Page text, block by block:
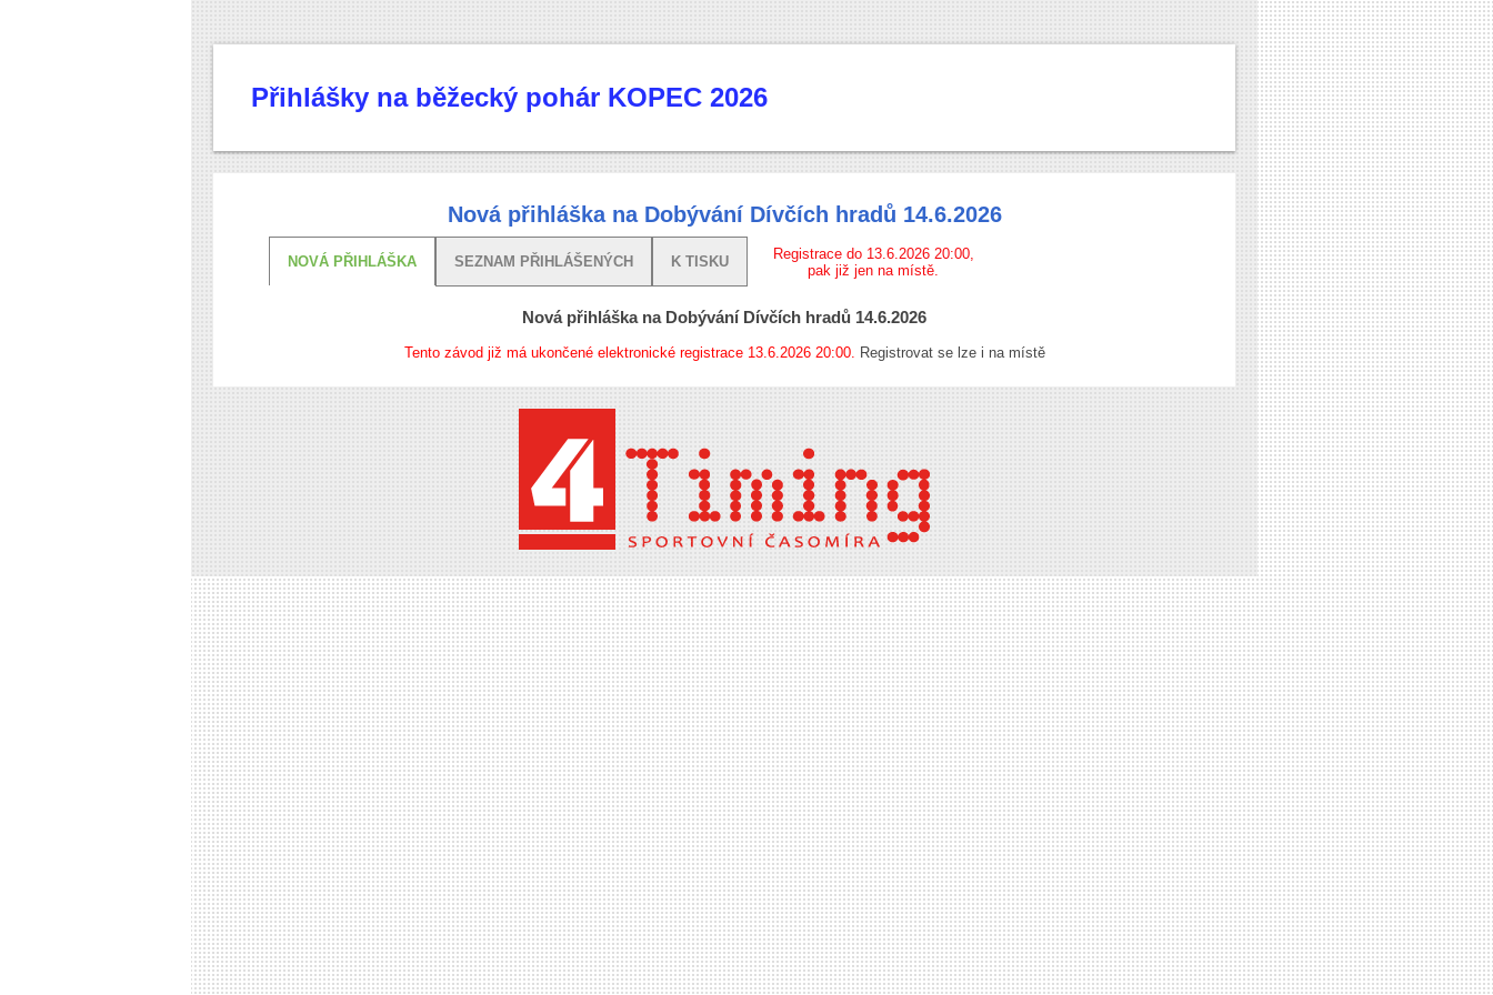
Přihlášky na běžecký pohár KOPEC 2026
Nová přihláška na Dobývání Dívčích hradů 14.6.2026
NOVÁ PŘIHLÁŠKA SEZNAM PŘIHLÁŠENÝCH K TISKU
Registrace do 13.6.2026 20:00,
pak již jen na místě.
Nová přihláška na Dobývání Dívčích hradů 14.6.2026
Tento závod již má ukončené elektronické registrace 13.6.2026 20:00. Registrovat se lze i na místě